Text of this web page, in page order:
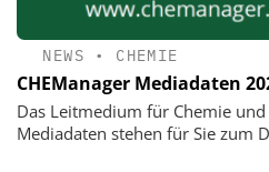
NEWS • CHEMIE
CHEManager Mediadaten
Das Leitmedium für Chemie
Mediadaten stehen für Sie zum